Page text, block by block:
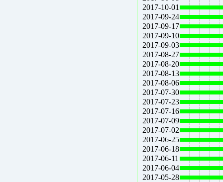
2017-10-01
2017-09-24
2017-09-17
2017-09-10
2017-09-03
2017-08-27
2017-08-20
2017-08-13
2017-08-06
2017-07-30
2017-07-23
2017-07-16
2017-07-09
2017-07-02
2017-06-25
2017-06-18
2017-06-11
2017-06-04
2017-05-28